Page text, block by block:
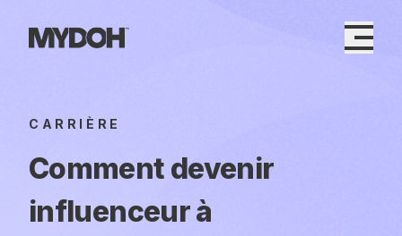
content
CARRIÈRE
Comment devenir
influenceur à